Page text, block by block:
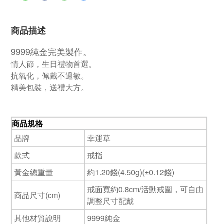
商品描述
9999純金完美製作。
情人節，生日禮物首選。
抗氧化，佩戴不過敏。
精美包裝，送禮大方。
商品規格
品牌
幸運草
款式
戒指
黃金總重量
約1.20錢(4.50g)(±0.12錢)
商品尺寸(cm)
戒面寬約0.8cm/活動戒圍，可自由
調整尺寸配戴
其他材質說明
9999純金